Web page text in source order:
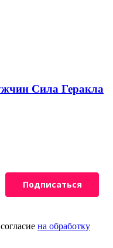
Сила Геракла
Подписаться
на обработку